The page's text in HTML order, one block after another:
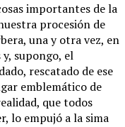
importantes de la
procesión de
una y otra vez, en
y, supongo, el
rescatado de ese
emblemático de
que todos
lo empujó a la sima